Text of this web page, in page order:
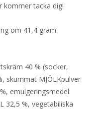
kommer tacka dig!
om 41,4 gram.
40 % (socker,
skummat MJÖLKpulver
emulgeringsmedel:
32,5 %, vegetabiliska